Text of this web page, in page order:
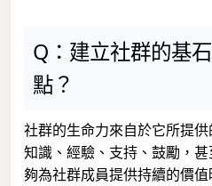
Q：建立社群的基
點？
社群的生命力來自於它所提
知識、經驗、支持、鼓勵，
夠為社群成員提供持續的價